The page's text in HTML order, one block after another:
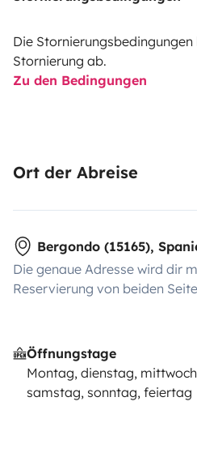
Die
Stornierung ab.
Zu den Bedingungen
Ort der Abreise
Bergondo (15165),
Die genaue Adresse wird dir
Reservierung von beiden
Öffnungstage
Montag, dienstag,
samstag, sonntag, feiertag